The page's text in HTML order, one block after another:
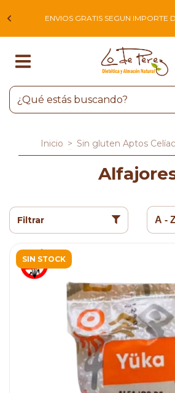
ENVIOS GRATIS SEGUN IMPORTE
Inicio > Sin gluten Aptos
Filtrar
SIN STOCK